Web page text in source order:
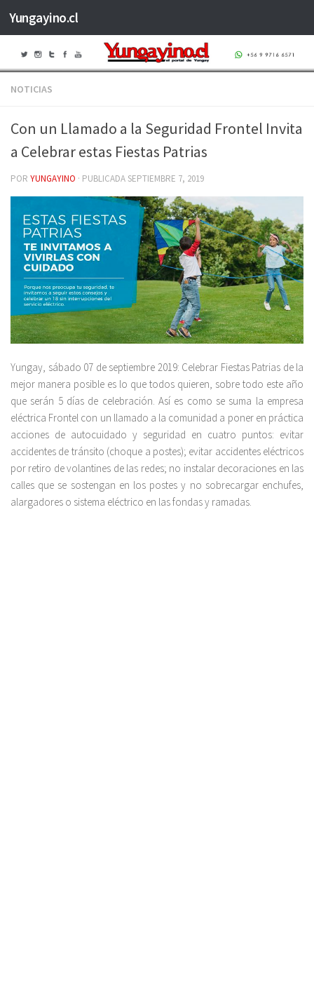
Saltar al contenido
Yungayino.cl
NOTICIAS
Con un Llamado a la Seguridad Frontel Invita
a Celebrar estas Fiestas Patrias
POR YUNGAYINO · PUBLICADASEPTIEMBRE 7, 2019
Yungay, sábado 07 de septiembre 2019: Celebrar Fiestas Patrias de la
mejor manera posible es lo que todos quieren, sobre todo este año
que serán 5 días de celebración. Así es como se suma la empresa
eléctrica Frontel con un llamado a la comunidad a poner en práctica
acciones de autocuidado y seguridad en cuatro puntos: evitar
accidentes de tránsito (choque a postes); evitar accidentes eléctricos
por retiro de volantines de las redes; no instalar decoraciones en las
calles que se sostengan en los postes y no sobrecargar enchufes,
alargadores o sistema eléctrico en las fondas y ramadas.